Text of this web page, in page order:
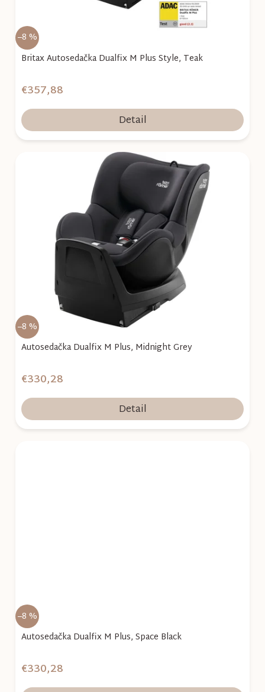
–8 %
Britax Autosedačka Dualfix M Plus Style, Teak
€357,88
Detail
–8 %
Autosedačka Dualfix M Plus, Midnight Grey
€330,28
Detail
–8 %
Autosedačka Dualfix M Plus, Space Black
€330,28